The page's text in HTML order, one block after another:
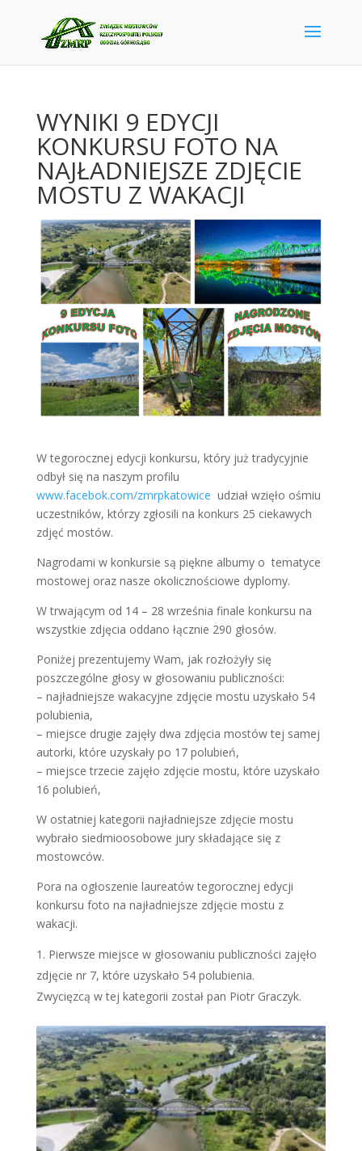
WYNIKI 9 EDYCJI
KONKURSU FOTO NA
NAJŁADNIEJSZE ZDJĘCIE
MOSTU Z WAKACJI
W tegorocznej edycji konkursu, który już tradycyjnie
odbył się na naszym profilu
www.facebok.com/zmrpkatowice udział wzięło ośmiu
uczestników, którzy zgłosili na konkurs 25 ciekawych
zdjęć mostów.
Nagrodami w konkursie są piękne albumy o tematyce
mostowej oraz nasze okolicznościowe dyplomy.
W trwającym od 14 – 28 września finale konkursu na
wszystkie zdjęcia oddano łącznie 290 głosów.
Poniżej prezentujemy Wam, jak rozłożyły się
poszczególne głosy w głosowaniu publiczności:
– najładniejsze wakacyjne zdjęcie mostu uzyskało 54
polubienia,
– miejsce drugie zajęły dwa zdjęcia mostów tej samej
autorki, które uzyskały po 17 polubień,
– miejsce trzecie zajęło zdjęcie mostu, które uzyskało
16 polubień,
W ostatniej kategorii najładniejsze zdjęcie mostu
wybrało siedmioosobowe jury składające się z
mostowców.
Pora na ogłoszenie laureatów tegorocznej edycji
konkursu foto na najładniejsze zdjęcie mostu z
wakacji.
Pierwsze miejsce w głosowaniu publiczności zajęło
zdjęcie nr 7, które uzyskało 54 polubienia.
Zwycięzcą w tej kategorii został pan Piotr Graczyk.